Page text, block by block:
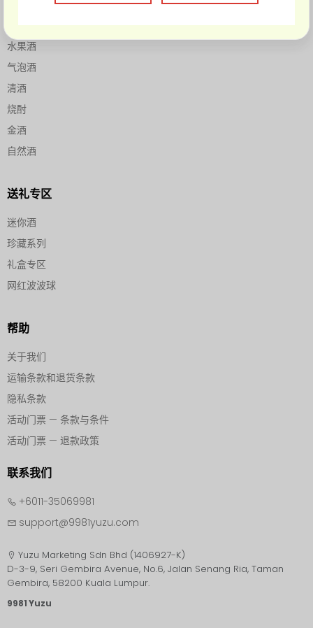
梅酒
水果酒
气泡酒
清酒
烧酎
金酒
自然酒
送礼专区
迷你酒
珍藏系列
礼盒专区
网红波波球
帮助
关于我们
运输条款和退货条款
隐私条款
活动门票 — 条款与条件
活动门票 — 退款政策
联系我们
+6011-35069981
support@9981yuzu.com
Yuzu Marketing Sdn Bhd (1406927-K)
D-3-9, Seri Gembira Avenue, No.6, Jalan Senang Ria, Taman
9981 Yuzu